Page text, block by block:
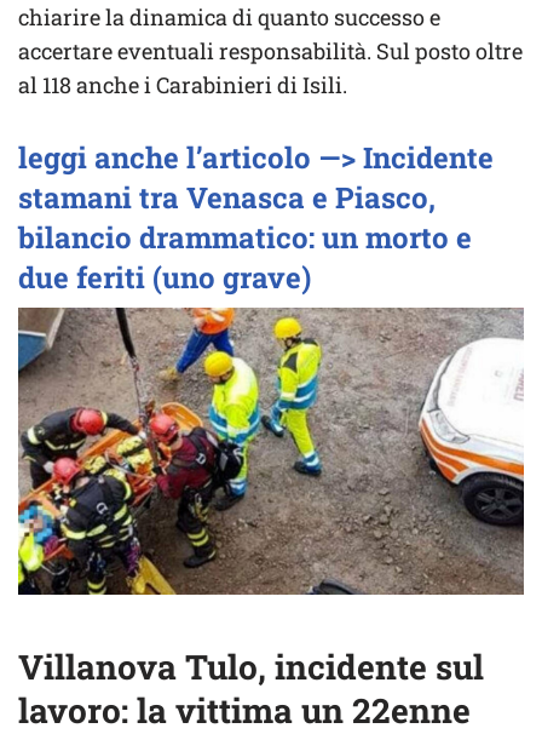
chiarire la dinamica di quanto successo e
accertare eventuali responsabilità. Sul posto oltre
al 118 anche i Carabinieri di Isili.
leggi anche l’articolo —> Incidente
stamani tra Venasca e Piasco,
bilancio drammatico: un morto e
due feriti (uno grave)
Villanova Tulo, incidente sul
lavoro: la vittima un 22enne